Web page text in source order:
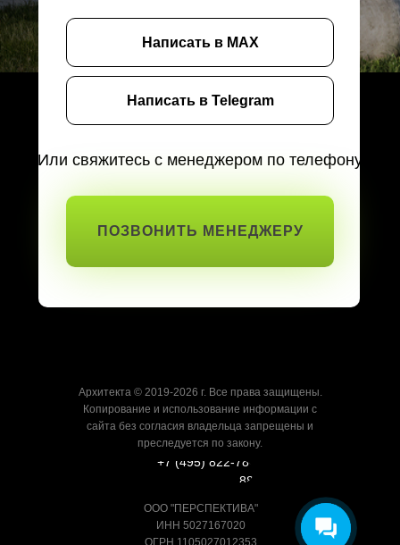
Написать в Telegram
Написать в MAX
Или свяжитесь с менеджером по телефону
ПОЗВОНИТЬ МЕНЕДЖЕРУ
+7 (495) 822-78-
88
ООО "ПЕРСПЕКТИВА"
ИНН 5027167020
Архитекта © 2019-2026 г. Все права защищены.
Копирование и использование информации с
сайта без согласия владельца запрещены и
преследуется по закону.